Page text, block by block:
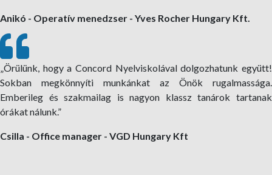
Anikó - Operatív menedzser - Yves Rocher Hungary Kft.
„Örülünk, hogy a Concord Nyelviskolával dolgozhatunk együtt!
Sokban megkönnyíti munkánkat az Önök rugalmassága.
Emberileg és szakmailag is nagyon klassz tanárok tartanak
órákat nálunk.”
Csilla - Office manager - VGD Hungary Kft